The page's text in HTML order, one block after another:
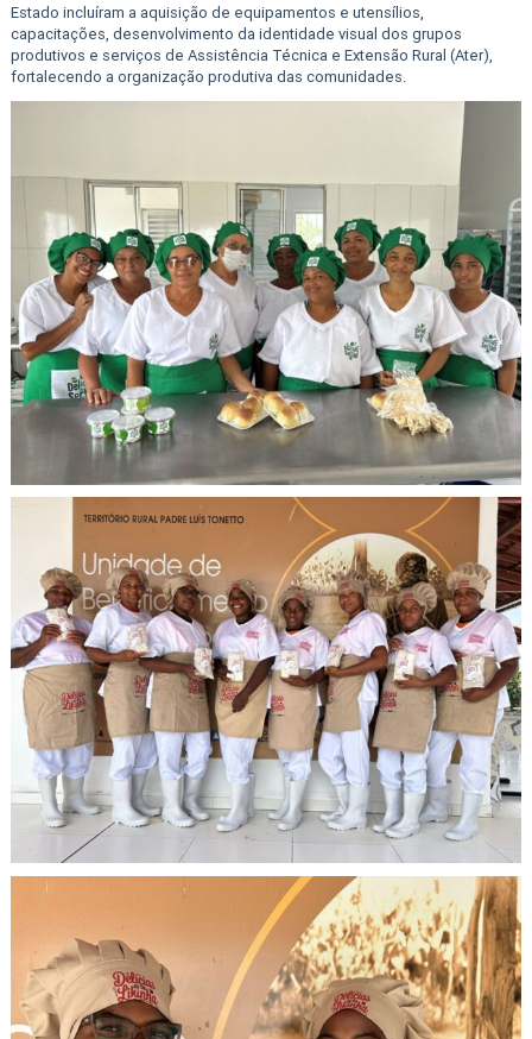
Estado incluíram a aquisição de equipamentos e utensílios,
capacitações, desenvolvimento da identidade visual dos grupos
produtivos e serviços de Assistência Técnica e Extensão Rural (Ater),
fortalecendo a organização produtiva das comunidades.